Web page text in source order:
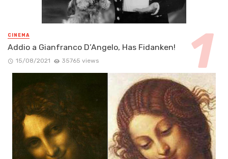
CINEMA
Addio a Gianfranco D’Angelo, Has Fidanken!
15/08/2021 35765 views